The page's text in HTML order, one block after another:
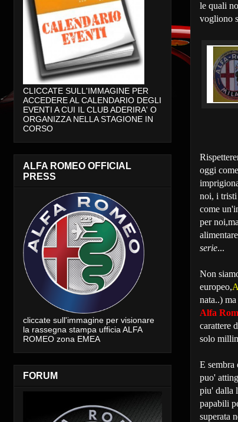
le quali
vogliono
oggi
noi, i tristi
come
per
serie...
Non
europeo,
nata..)
Alfa
carattere
solo
E sembra
puo'
piu' dalla
papabili
superata
CLICCATE SULL'IMMAGINE PER
ACCEDERE AL CALENDARIO DEGLI
EVENTI A CUI IL CLUB ADERIRA' O
ORGANIZZA NELLA STAGIONE IN
CORSO
ALFA ROMEO OFFICIAL
PRESS
cliccate sull'immagine per visionare
la rassegna stampa ufficia ALFA
ROMEO zona EMEA
FORUM